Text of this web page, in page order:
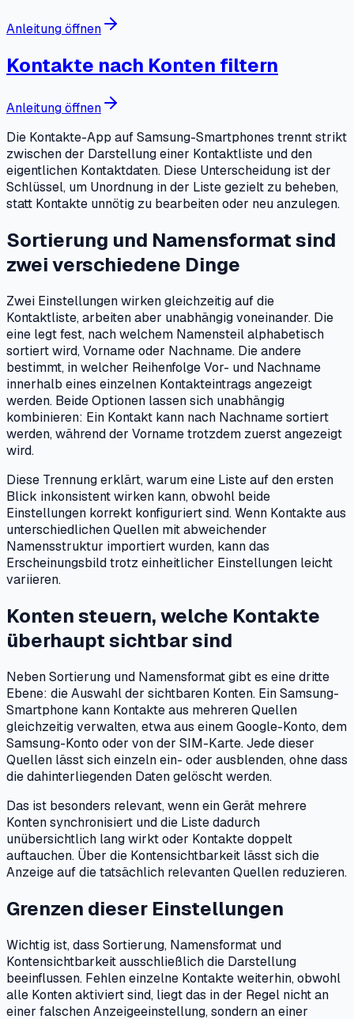
Anleitung öffnen
Kontakte nach Konten filtern
Anleitung öffnen
Die Kontakte-App auf Samsung-Smartphones trennt strikt
zwischen der Darstellung einer Kontaktliste und den
eigentlichen Kontaktdaten. Diese Unterscheidung ist der
Schlüssel, um Unordnung in der Liste gezielt zu beheben,
statt Kontakte unnötig zu bearbeiten oder neu anzulegen.
Sortierung und Namensformat sind
zwei verschiedene Dinge
Zwei Einstellungen wirken gleichzeitig auf die
Kontaktliste, arbeiten aber unabhängig voneinander. Die
eine legt fest, nach welchem Namensteil alphabetisch
sortiert wird, Vorname oder Nachname. Die andere
bestimmt, in welcher Reihenfolge Vor- und Nachname
innerhalb eines einzelnen Kontakteintrags angezeigt
werden. Beide Optionen lassen sich unabhängig
kombinieren: Ein Kontakt kann nach Nachname sortiert
werden, während der Vorname trotzdem zuerst angezeigt
wird.
Diese Trennung erklärt, warum eine Liste auf den ersten
Blick inkonsistent wirken kann, obwohl beide
Einstellungen korrekt konfiguriert sind. Wenn Kontakte aus
unterschiedlichen Quellen mit abweichender
Namensstruktur importiert wurden, kann das
Erscheinungsbild trotz einheitlicher Einstellungen leicht
variieren.
Konten steuern, welche Kontakte
überhaupt sichtbar sind
Neben Sortierung und Namensformat gibt es eine dritte
Ebene: die Auswahl der sichtbaren Konten. Ein Samsung-
Smartphone kann Kontakte aus mehreren Quellen
gleichzeitig verwalten, etwa aus einem Google-Konto, dem
Samsung-Konto oder von der SIM-Karte. Jede dieser
Quellen lässt sich einzeln ein- oder ausblenden, ohne dass
die dahinterliegenden Daten gelöscht werden.
Das ist besonders relevant, wenn ein Gerät mehrere
Konten synchronisiert und die Liste dadurch
unübersichtlich lang wirkt oder Kontakte doppelt
auftauchen. Über die Kontensichtbarkeit lässt sich die
Anzeige auf die tatsächlich relevanten Quellen reduzieren.
Grenzen dieser Einstellungen
Wichtig ist, dass Sortierung, Namensformat und
Kontensichtbarkeit ausschließlich die Darstellung
beeinflussen. Fehlen einzelne Kontakte weiterhin, obwohl
alle Konten aktiviert sind, liegt das in der Regel nicht an
einer falschen Anzeigeeinstellung, sondern an einer